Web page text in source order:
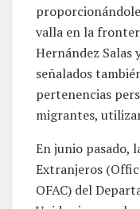
valla en la
Hernández Salas
señalados
pertenencias
migrantes,
En junio pasado,
Extranjeros
OFAC) del